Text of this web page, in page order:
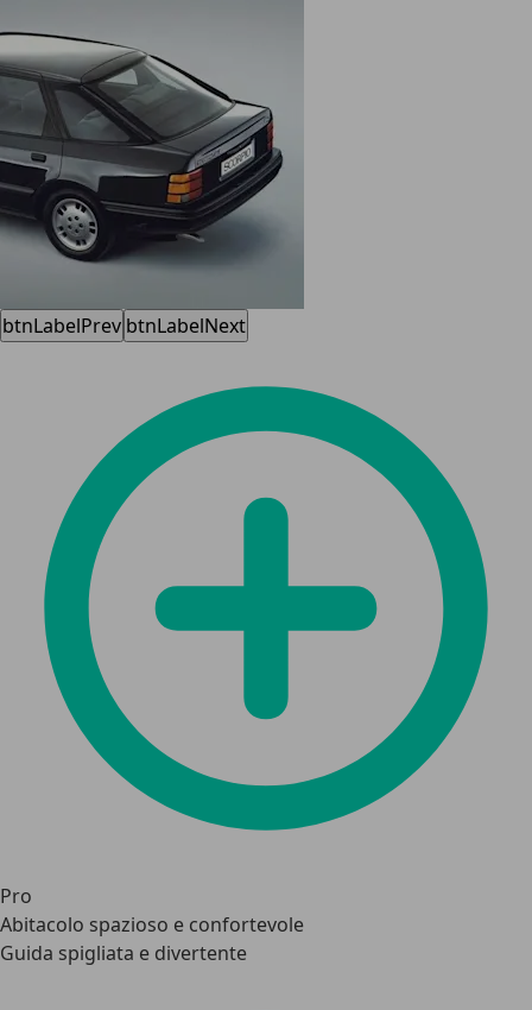
btnLabelPrev btnLabelNext
Pro
Abitacolo spazioso e confortevole
Guida spigliata e divertente